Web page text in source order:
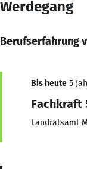
Werdegang
Berufserfahrung
Bis heute 5
Fachkraft
Landratsamt